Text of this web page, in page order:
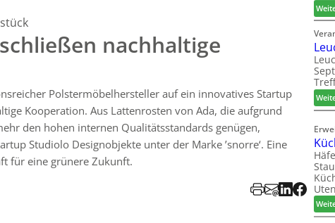
nachhaltige
Polstermöbelhersteller auf ein innovatives Startup
Kooperation. Aus Lattenrosten von Ada, die aufgrund
den hohen internen Qualitätsstandards genügen,
Studiolo Designobjekte unter der Marke ’snorre‘. Eine
für eine grünere Zukunft.